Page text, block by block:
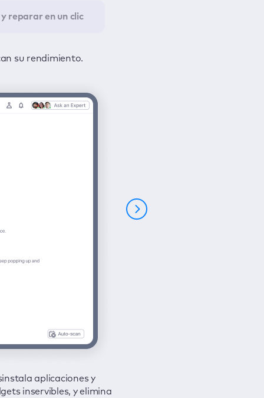
y reparar en un clic
su rendimiento.
aplicaciones y
inservibles, y elimina
tu conexión y oculta tu
de navegación a
los problemas y otro para
todos los problemas con